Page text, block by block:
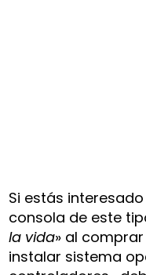
Si estás
consola de este
la vida» al
instalar sistema